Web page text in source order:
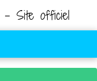
- Site officiel